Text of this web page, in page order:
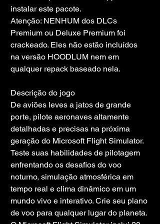
instalar este pacote.
Atenção: NENHUM dos DLCs
Premium ou Deluxe Premium foi
crackeado. Eles não estão incluídos
na versão HOODLUM nem em
qualquer repack baseado nela.
Descrição do jogo
De aviões leves a jatos de grande
porte, pilote aeronaves altamente
detalhadas e precisas na próxima
geração do Microsoft Flight Simulator.
Teste suas habilidades de pilotagem
enfrentando os desafios do voo
noturno, simulação atmosférica em
tempo real e clima dinâmico em um
mundo vivo e interativo. Crie seu plano
de voo para qualquer lugar do planeta.